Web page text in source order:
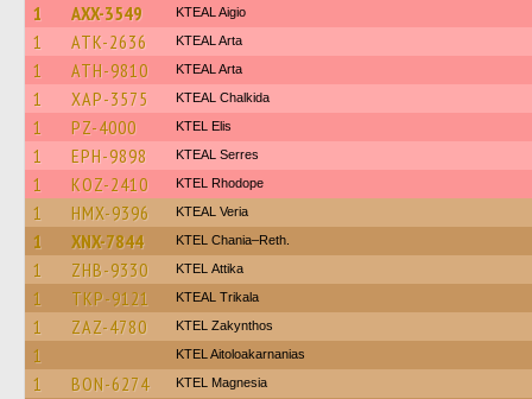
1 AXX-3549 KTEAL Aigio
1 ATK-2636 KTEAL Arta
1 ATH-9810 KTEAL Arta
1 XAP-3575 KTEAL Chalkida
1 PZ-4000 KTEL Elis
1 EPH-9898 KTEAL Serres
1 KOZ-2410 KTEL Rhodope
1 HMX-9396 KTEAL Veria
1 XNX-7844 KTEL Chania–Reth.
1 ZHB-9330 KΤΕL Αttika
1 TKP-9121 KTEAL Trikala
1 ZAZ-4780 KTEL Zakynthos
1 KTEL Aitoloakarnanias
1 BON-6274 ΚΤΕL Magnesia